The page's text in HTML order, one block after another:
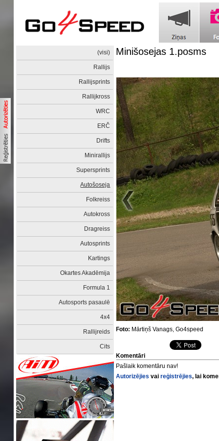
(visi)
Rallijs
Rallijsprints
Rallijkross
WRC
ERČ
Drifts
Minirallijs
Supersprints
Autošoseja
Folkreiss
Autokross
Dragreiss
Autosprints
Kartings
Okartes Akadēmija
Formula 1
Autosports pasaulē
4x4
Rallijreids
Cits
Minišosejas 1.posms
Foto: Mārtiņš Vanags, Go4speed
Komentāri
Pašlaik komentāru nav!
Autorizējies vaireģistrējies, lai